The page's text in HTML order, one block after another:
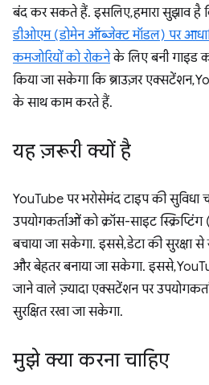
बंद कर सकते हैं. इसलिए, हमारा सुझाव
डीओएम (डोमेन ऑब्जेक्ट मॉडल) पर
कमजोरियों को रोकनेके लिए बनी गाइड
किया जा सकेगा कि ब्राउज़र एक्सटेंशन,
के साथ काम करते हैं.
यह ज़रूरी क्यों है
YouTube पर भरोसेमंद टाइप की सुविधा
उपयोगकर्ताओं को क्रॉस-साइट
बचाया जा सकेगा. इससे, डेटा की सुरक्षा
और बेहतर बनाया जा सकेगा. इससे,
जाने वाले ज़्यादा एक्सटेंशन पर
सुरक्षित रखा जा सकेगा.
मुझे क्या करना चाहिए